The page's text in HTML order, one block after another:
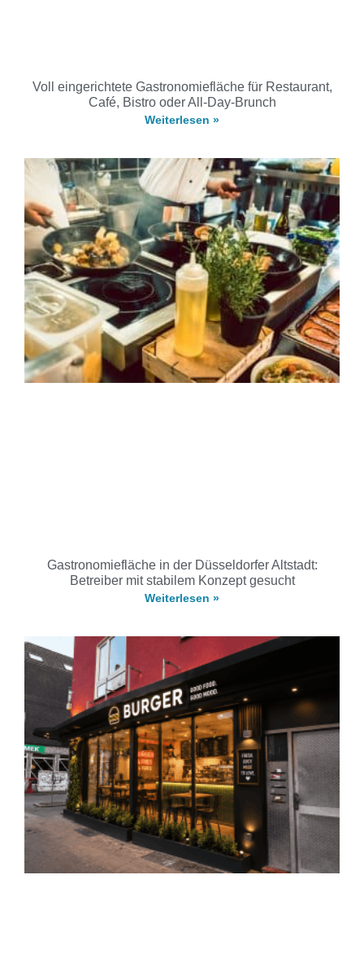
Voll eingerichtete Gastronomiefläche für Restaurant,
Café, Bistro oder All-Day-Brunch
Weiterlesen »
Gastronomiefläche in der Düsseldorfer Altstadt:
Betreiber mit stabilem Konzept gesucht
Weiterlesen »